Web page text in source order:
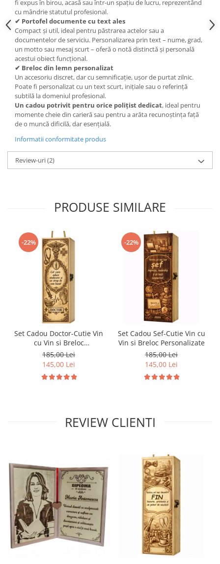
fi expus în birou, acasă sau într-un spațiu de lucru, reprezentând
cu mândrie statutul profesional.
✔ Portofel documente cu text ales
Compact și util, ideal pentru păstrarea actelor sau a
documentelor de serviciu. Personalizarea prin text – nume, grad,
un motto sau mesaj scurt – oferă o notă distinctă și personală
acestui obiect funcțional.
✔ Breloc din lemn personalizat
Un accesoriu discret, dar cu semnificație, ușor de purtat zilnic.
Poate fi personalizat cu un text scurt, inițiale sau o referință
subtilă la domeniul profesional.
Un cadou potrivit pentru orice polițist dedicat, ideal pentru
momente cheie din carieră sau pentru a arăta recunoștința față
de o muncă dificilă, dar esențială.
Informatii conformitate produs
Review-uri(2)
PRODUSE SIMILARE
-22%
Set Cadou Doctor-Cutie Vin
cu Vin si Breloc
Personalizate
185,00 Lei
145,00 Lei
-22%
Set Cadou Sef-Cutie Vin cu
Vin si Breloc Personalizate
185,00 Lei
145,00 Lei
REVIEW CLIENTI